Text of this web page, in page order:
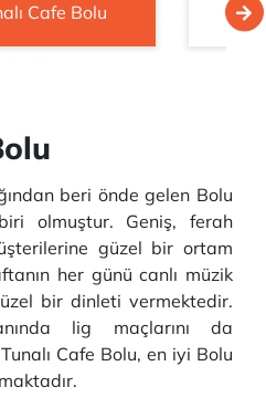
Cafe Bolu
beri önde gelen Bolu
olmuştur. Geniş, ferah
güzel bir ortam
her günü canlı müzik
bir dinleti vermektedir.
lig maçlarını da
Cafe Bolu, en iyi Bolu